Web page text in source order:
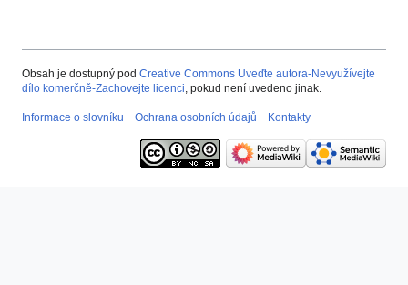
Obsah je dostupný pod Creative Commons Uveďte autora-Nevyužívejte
dílo komerčně-Zachovejte licenci, pokud není uvedeno jinak.
Informace o slovníku Ochrana osobních údajů Kontakty